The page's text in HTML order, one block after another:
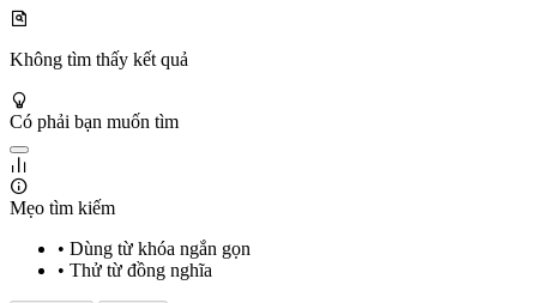
Không tìm thấy kết quả
Có phải bạn muốn tìm
Mẹo tìm kiếm
• Dùng từ khóa ngắn gọn
• Thử từ đồng nghĩa